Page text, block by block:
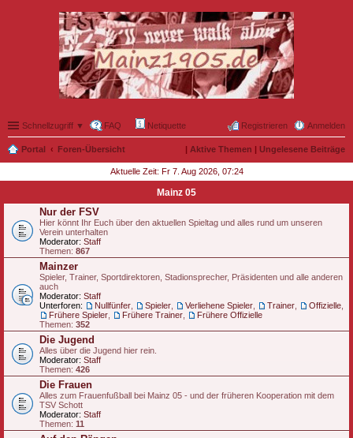
Schnellzugriff ▼ FAQ Netiquette Anmelden
Registrieren
Portal Foren-Übersicht | Aktive Themen | Ungelesene Beiträge
Aktuelle Zeit: Fr 7. Aug 2026, 07:24
Mainz 05
Nur der FSV
Hier könnt Ihr Euch über den aktuellen Spieltag und alles rund um unseren
Verein unterhalten
Moderator: Staff
Themen: 867
Mainzer
Spieler, Trainer, Sportdirektoren, Stadionsprecher, Präsidenten und alle anderen
auch
Moderator: Staff
Unterforen:
Nullfünfer Spieler Verliehene Spieler Trainer Offizielle
Frühere Spieler
Frühere Trainer
Frühere Offizielle
Themen: 352
Die Jugend
Alles über die Jugend hier rein.
Moderator: Staff
Themen: 426
Die Frauen
Alles zum Frauenfußball bei Mainz 05 - und der früheren Kooperation mit dem
TSV Schott
Moderator: Staff
Themen: 11